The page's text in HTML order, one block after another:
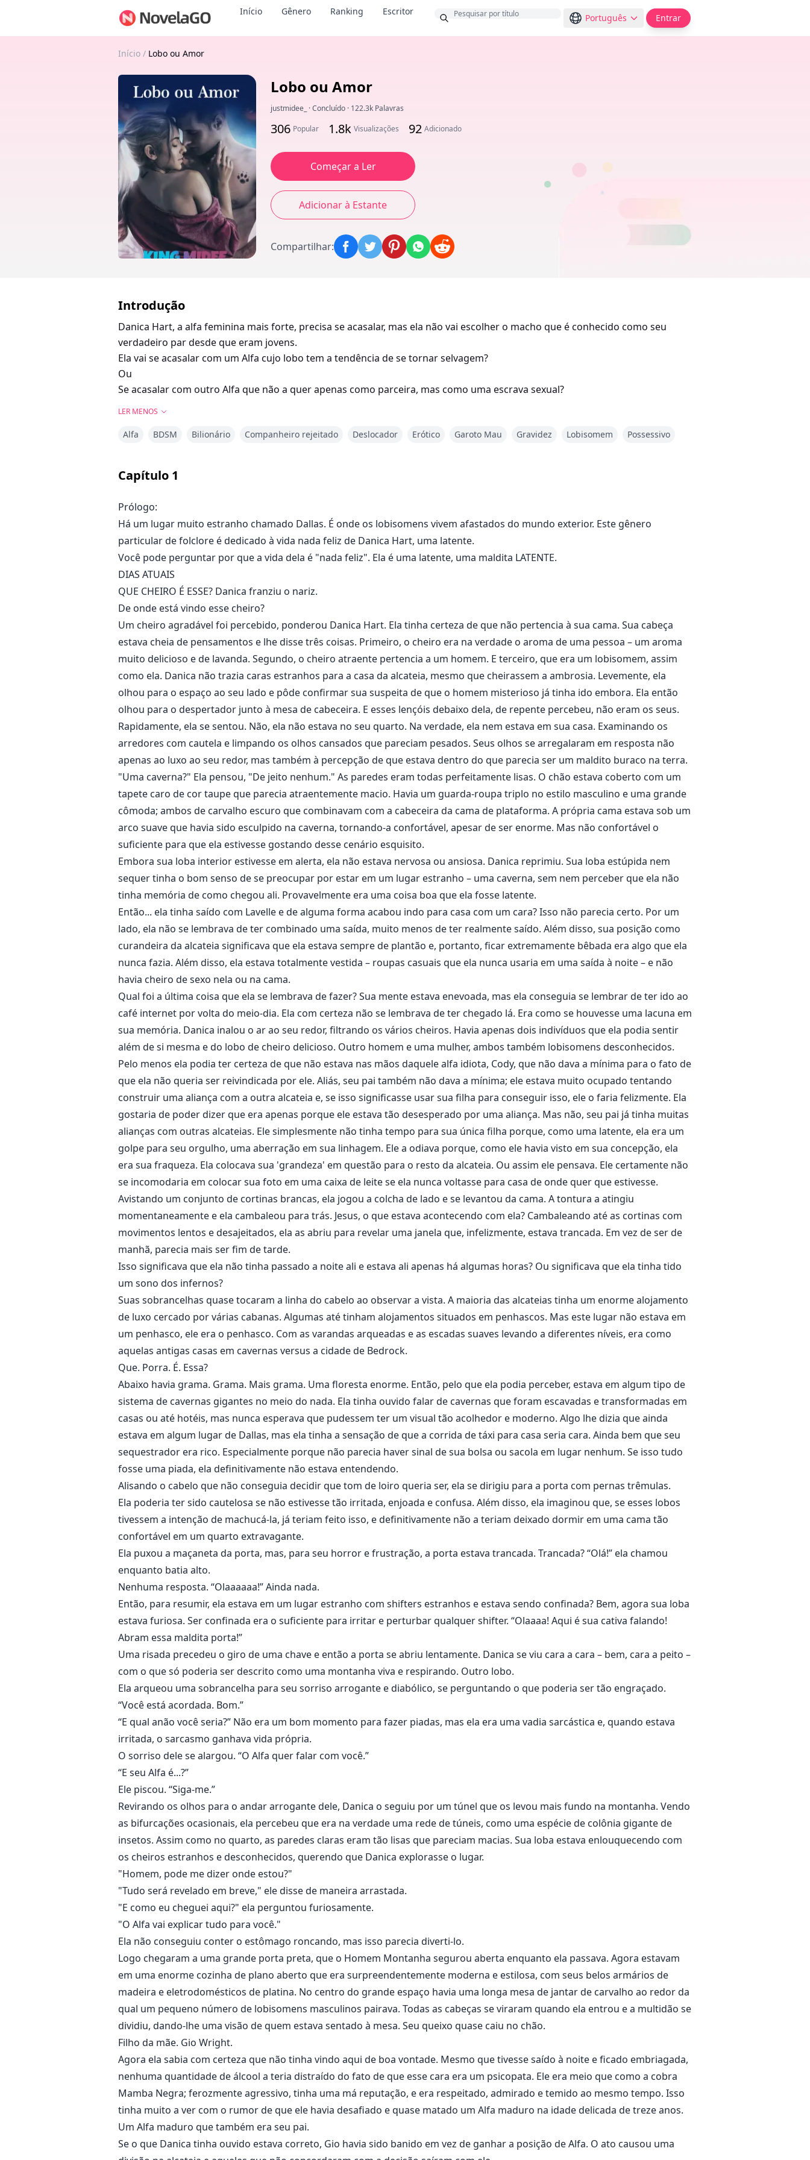
Início Gênero Ranking Escritor
Português Entrar
Início / Lobo ou Amor
Lobo ou Amor
justmidee_ ·Concluído · 122.3k Palavras
306 Popular 1.8k Visualizações 92 Adicionado
Começar a Ler
Adicionar à Estante
Compartilhar:
Introdução
Danica Hart, a alfa feminina mais forte, precisa se acasalar, mas ela não vai escolher o macho que é conhecido como seu
verdadeiro par desde que eram jovens.
Ela vai se acasalar com um Alfa cujo lobo tem a tendência de se tornar selvagem?
Ou
Se acasalar com outro Alfa que não a quer apenas como parceira, mas como uma escrava sexual?
LER MENOS
Alfa BDSM Bilionário Companheiro rejeitado Deslocador Erótico Garoto Mau Gravidez Lobisomem Possessivo
Capítulo 1
Prólogo:
Há um lugar muito estranho chamado Dallas. É onde os lobisomens vivem afastados do mundo exterior. Este gênero
particular de folclore é dedicado à vida nada feliz de Danica Hart, uma latente.
Você pode perguntar por que a vida dela é "nada feliz". Ela é uma latente, uma maldita LATENTE.
DIAS ATUAIS
QUE CHEIRO É ESSE? Danica franziu o nariz.
De onde está vindo esse cheiro?
Um cheiro agradável foi percebido, ponderou Danica Hart. Ela tinha certeza de que não pertencia à sua cama. Sua cabeça
estava cheia de pensamentos e lhe disse três coisas. Primeiro, o cheiro era na verdade o aroma de uma pessoa – um aroma
muito delicioso e de lavanda. Segundo, o cheiro atraente pertencia a um homem. E terceiro, que era um lobisomem, assim
como ela. Danica não trazia caras estranhos para a casa da alcateia, mesmo que cheirassem a ambrosia. Levemente, ela
olhou para o espaço ao seu lado e pôde confirmar sua suspeita de que o homem misterioso já tinha ido embora. Ela então
olhou para o despertador junto à mesa de cabeceira. E esses lençóis debaixo dela, de repente percebeu, não eram os seus.
Rapidamente, ela se sentou. Não, ela não estava no seu quarto. Na verdade, ela nem estava em sua casa. Examinando os
arredores com cautela e limpando os olhos cansados que pareciam pesados. Seus olhos se arregalaram em resposta não
apenas ao luxo ao seu redor, mas também à percepção de que estava dentro do que parecia ser um maldito buraco na terra.
"Uma caverna?" Ela pensou, "De jeito nenhum." As paredes eram todas perfeitamente lisas. O chão estava coberto com um
tapete caro de cor taupe que parecia atraentemente macio. Havia um guarda-roupa triplo no estilo masculino e uma grande
cômoda; ambos de carvalho escuro que combinavam com a cabeceira da cama de plataforma. A própria cama estava sob um
arco suave que havia sido esculpido na caverna, tornando-a confortável, apesar de ser enorme. Mas não confortável o
suficiente para que ela estivesse gostando desse cenário esquisito.
Embora sua loba interior estivesse em alerta, ela não estava nervosa ou ansiosa. Danica reprimiu. Sua loba estúpida nem
sequer tinha o bom senso de se preocupar por estar em um lugar estranho – uma caverna, sem nem perceber que ela não
tinha memória de como chegou ali. Provavelmente era uma coisa boa que ela fosse latente.
Então... ela tinha saído com Lavelle e de alguma forma acabou indo para casa com um cara? Isso não parecia certo. Por um
lado, ela não se lembrava de ter combinado uma saída, muito menos de ter realmente saído. Além disso, sua posição como
curandeira da alcateia significava que ela estava sempre de plantão e, portanto, ficar extremamente bêbada era algo que ela
nunca fazia. Além disso, ela estava totalmente vestida – roupas casuais que ela nunca usaria em uma saída à noite – e não
havia cheiro de sexo nela ou na cama.
Qual foi a última coisa que ela se lembrava de fazer? Sua mente estava enevoada, mas ela conseguia se lembrar de ter ido ao
café internet por volta do meio-dia. Ela com certeza não se lembrava de ter chegado lá. Era como se houvesse uma lacuna em
sua memória. Danica inalou o ar ao seu redor, filtrando os vários cheiros. Havia apenas dois indivíduos que ela podia sentir
além de si mesma e do lobo de cheiro delicioso. Outro homem e uma mulher, ambos também lobisomens desconhecidos.
Pelo menos ela podia ter certeza de que não estava nas mãos daquele alfa idiota, Cody, que não dava a mínima para o fato de
que ela não queria ser reivindicada por ele. Aliás, seu pai também não dava a mínima; ele estava muito ocupado tentando
construir uma aliança com a outra alcateia e, se isso significasse usar sua filha para conseguir isso, ele o faria felizmente. Ela
gostaria de poder dizer que era apenas porque ele estava tão desesperado por uma aliança. Mas não, seu pai já tinha muitas
alianças com outras alcateias. Ele simplesmente não tinha tempo para sua única filha porque, como uma latente, ela era um
golpe para seu orgulho, uma aberração em sua linhagem. Ele a odiava porque, como ele havia visto em sua concepção, ela
era sua fraqueza. Ela colocava sua 'grandeza' em questão para o resto da alcateia. Ou assim ele pensava. Ele certamente não
se incomodaria em colocar sua foto em uma caixa de leite se ela nunca voltasse para casa de onde quer que estivesse.
Avistando um conjunto de cortinas brancas, ela jogou a colcha de lado e se levantou da cama. A tontura a atingiu
momentaneamente e ela cambaleou para trás. Jesus, o que estava acontecendo com ela? Cambaleando até as cortinas com
movimentos lentos e desajeitados, ela as abriu para revelar uma janela que, infelizmente, estava trancada. Em vez de ser de
manhã, parecia mais ser fim de tarde.
Isso significava que ela não tinha passado a noite ali e estava ali apenas há algumas horas? Ou significava que ela tinha tido
um sono dos infernos?
Suas sobrancelhas quase tocaram a linha do cabelo ao observar a vista. A maioria das alcateias tinha um enorme alojamento
de luxo cercado por várias cabanas. Algumas até tinham alojamentos situados em penhascos. Mas este lugar não estava em
um penhasco, ele era o penhasco. Com as varandas arqueadas e as escadas suaves levando a diferentes níveis, era como
aquelas antigas casas em cavernas versus a cidade de Bedrock.
Que. Porra. É. Essa?
Abaixo havia grama. Grama. Mais grama. Uma floresta enorme. Então, pelo que ela podia perceber, estava em algum tipo de
sistema de cavernas gigantes no meio do nada. Ela tinha ouvido falar de cavernas que foram escavadas e transformadas em
casas ou até hotéis, mas nunca esperava que pudessem ter um visual tão acolhedor e moderno. Algo lhe dizia que ainda
estava em algum lugar de Dallas, mas ela tinha a sensação de que a corrida de táxi para casa seria cara. Ainda bem que seu
sequestrador era rico. Especialmente porque não parecia haver sinal de sua bolsa ou sacola em lugar nenhum. Se isso tudo
fosse uma piada, ela definitivamente não estava entendendo.
Alisando o cabelo que não conseguia decidir que tom de loiro queria ser, ela se dirigiu para a porta com pernas trêmulas.
Ela poderia ter sido cautelosa se não estivesse tão irritada, enjoada e confusa. Além disso, ela imaginou que, se esses lobos
tivessem a intenção de machucá-la, já teriam feito isso, e definitivamente não a teriam deixado dormir em uma cama tão
confortável em um quarto extravagante.
Ela puxou a maçaneta da porta, mas, para seu horror e frustração, a porta estava trancada. Trancada? “Olá!” ela chamou
enquanto batia alto.
Nenhuma resposta. “Olaaaaaa!” Ainda nada.
Então, para resumir, ela estava em um lugar estranho com shifters estranhos e estava sendo confinada? Bem, agora sua loba
estava furiosa. Ser confinada era o suficiente para irritar e perturbar qualquer shifter. “Olaaaa! Aqui é sua cativa falando!
Abram essa maldita porta!”
Uma risada precedeu o giro de uma chave e então a porta se abriu lentamente. Danica se viu cara a cara – bem, cara a peito –
com o que só poderia ser descrito como uma montanha viva e respirando. Outro lobo.
Ela arqueou uma sobrancelha para seu sorriso arrogante e diabólico, se perguntando o que poderia ser tão engraçado.
“Você está acordada. Bom.”
“E qual anão você seria?” Não era um bom momento para fazer piadas, mas ela era uma vadia sarcástica e, quando estava
irritada, o sarcasmo ganhava vida própria.
O sorriso dele se alargou. “O Alfa quer falar com você.”
“E seu Alfa é...?”
Ele piscou. “Siga-me.”
Revirando os olhos para o andar arrogante dele, Danica o seguiu por um túnel que os levou mais fundo na montanha. Vendo
as bifurcações ocasionais, ela percebeu que era na verdade uma rede de túneis, como uma espécie de colônia gigante de
insetos. Assim como no quarto, as paredes claras eram tão lisas que pareciam macias. Sua loba estava enlouquecendo com
os cheiros estranhos e desconhecidos, querendo que Danica explorasse o lugar.
"Homem, pode me dizer onde estou?"
"Tudo será revelado em breve," ele disse de maneira arrastada.
"E como eu cheguei aqui?" ela perguntou furiosamente.
"O Alfa vai explicar tudo para você."
Ela não conseguiu conter o estômago roncando, mas isso parecia diverti-lo.
Logo chegaram a uma grande porta preta, que o Homem Montanha segurou aberta enquanto ela passava. Agora estavam
em uma enorme cozinha de plano aberto que era surpreendentemente moderna e estilosa, com seus belos armários de
madeira e eletrodomésticos de platina. No centro do grande espaço havia uma longa mesa de jantar de carvalho ao redor da
qual um pequeno número de lobisomens masculinos pairava. Todas as cabeças se viraram quando ela entrou e a multidão se
dividiu, dando-lhe uma visão de quem estava sentado à mesa. Seu queixo quase caiu no chão.
Filho da mãe. Gio Wright.
Agora ela sabia com certeza que não tinha vindo aqui de boa vontade. Mesmo que tivesse saído à noite e ficado embriagada,
nenhuma quantidade de álcool a teria distraído do fato de que esse cara era um psicopata. Ele era meio que como a cobra
Mamba Negra; ferozmente agressivo, tinha uma má reputação, e era respeitado, admirado e temido ao mesmo tempo. Isso
tinha muito a ver com o rumor de que ele havia desafiado e quase matado um Alfa maduro na idade delicada de treze anos.
Um Alfa maduro que também era seu pai.
Se o que Danica tinha ouvido estava correto, Gio havia sido banido em vez de ganhar a posição de Alfa. O ato causou uma